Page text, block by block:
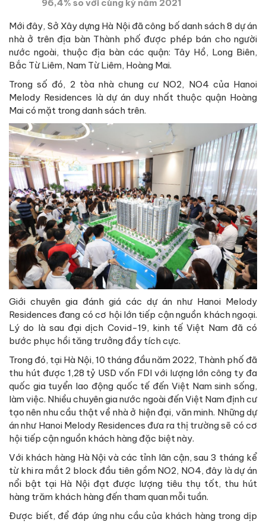
96,4% so với cùng kỳ năm 2021
Mới đây, Sở Xây dựng Hà Nội đã công bố danh sách 8 dự án
nhà ở trên địa bàn Thành phố được phép bán cho người
nước ngoài, thuộc địa bàn các quận: Tây Hồ, Long Biên,
Bắc Từ Liêm, Nam Từ Liêm, Hoàng Mai.
Trong số đó, 2 tòa nhà chung cư NO2, NO4 của Hanoi
Melody Residences là dự án duy nhất thuộc quận Hoàng
Mai có mặt trong danh sách trên.
Giới chuyên gia đánh giá các dự án như Hanoi Melody
Residences đang có cơ hội lớn tiếp cận nguồn khách ngoại.
Lý do là sau đại dịch Covid-19, kinh tế Việt Nam đã có
bước phục hồi tăng trưởng đầy tích cực.
Trong đó, tại Hà Nội, 10 tháng đầu năm 2022, Thành phố đã
thu hút được 1,28 tỷ USD vốn FDI với lượng lớn công ty đa
quốc gia tuyển lao động quốc tế đến Việt Nam sinh sống,
làm việc. Nhiều chuyên gia nước ngoài đến Việt Nam định cư
tạo nên nhu cầu thật về nhà ở hiện đại, văn minh. Những dự
án như Hanoi Melody Residences đưa ra thị trường sẽ có cơ
hội tiếp cận nguồn khách hàng đặc biệt này.
Với khách hàng Hà Nội và các tỉnh lân cận, sau 3 tháng kể
từ khi ra mắt 2 block đầu tiên gồm NO2, NO4, đây là dự án
nổi bật tại Hà Nội đạt được lượng tiêu thụ tốt, thu hút
hàng trăm khách hàng đến tham quan mỗi tuần.
Được biết, để đáp ứng nhu cầu của khách hàng trong dịp